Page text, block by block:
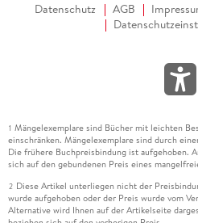
Datenschutz AGB
1 Mängelexemplare sind Bücher mit leichten
einschränken. Mängelexemplare sind durch
Die frühere Buchpreisbindung ist aufgehoben.
sich auf den gebundenen Preis eines
2 Diese Artikel unterliegen nicht der
wurde aufgehoben oder der Preis wurde vom
Alternative wird Ihnen auf der Artikelseite